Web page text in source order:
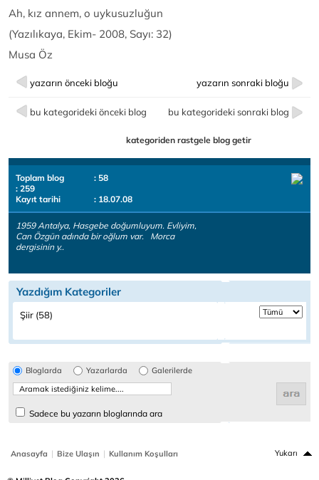
Ah, kız annem, o uykusuzluğun
(Yazılıkaya, Ekim- 2008, Sayı: 32)
Musa Öz
yazarın önceki bloğu yazarın sonraki bloğu
bu kategorideki önceki blog bu kategorideki sonraki blog
kategoriden rastgele blog getir
Toplam blog
: 58
: 259
Kayıt tarihi
: 18.07.08
1959 Antalya, Hasgebe doğumluyum. Evliyim,
Can Özgün adında bir oğlum var. Morca
dergisinin y..
Yazdığım Kategoriler
Şiir (58)
Bloglarda Yazarlarda Galerilerde
Sadece bu yazarın bloglarında ara
Anasayfa | Bize Ulaşın | Kullanım Koşulları Yukarı